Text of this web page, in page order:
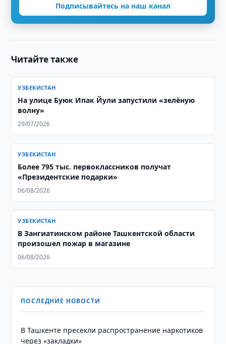
Подписывайтесь на наш канал
Читайте также
УЗБЕКИСТАН
На улице Буюк Ипак Йули запустили «зелёную
волну»
29/07/2026
УЗБЕКИСТАН
Более 795 тыс. первоклассников получат
«Президентские подарки»
06/08/2026
УЗБЕКИСТАН
В Зангиатинском районе Ташкентской области
произошел пожар в магазине
06/08/2026
ПОСЛЕДНИЕ НОВОСТИ
В Ташкенте пресекли распространение наркотиков
через «закладки»